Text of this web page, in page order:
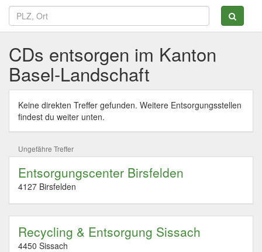
CDs entsorgen im Kanton
Basel-Landschaft
Keine direkten Treffer gefunden. Weitere Entsorgungsstellen
findest du weiter unten.
Ungefähre Treffer
Entsorgungscenter Birsfelden
4127 Birsfelden
Recycling & Entsorgung Sissach
4450 Sissach